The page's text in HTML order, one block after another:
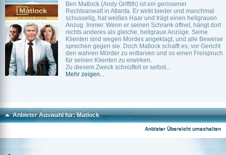
Ben Matlock (Andy Griffith) ist ein gerissener
Rechtsanwalt in Atlanta. Er wirkt bieder und manchmal
schusselig, hat weißes Haar und trägt einen hellgrauen
Anzug. Immer. Wenn er seinen Schrank öffnet, hängt dort
nichts anderes als gleiche, hellgraue Anzüge. Seine
Klienten sind wegen Mordes angeklagt, und alle Beweise
sprechen gegen sie. Doch Matlock schafft es, vor Gericht
den wahren Mörder zu entlarven und so einen Freispruch
für seinen Klienten zu erwirken.
Zu diesem Zweck schnüffelt er selbst...
Mehr zeigen...
Anbieter Auswahl für: Matlock
Anbieter Übersicht umschalten